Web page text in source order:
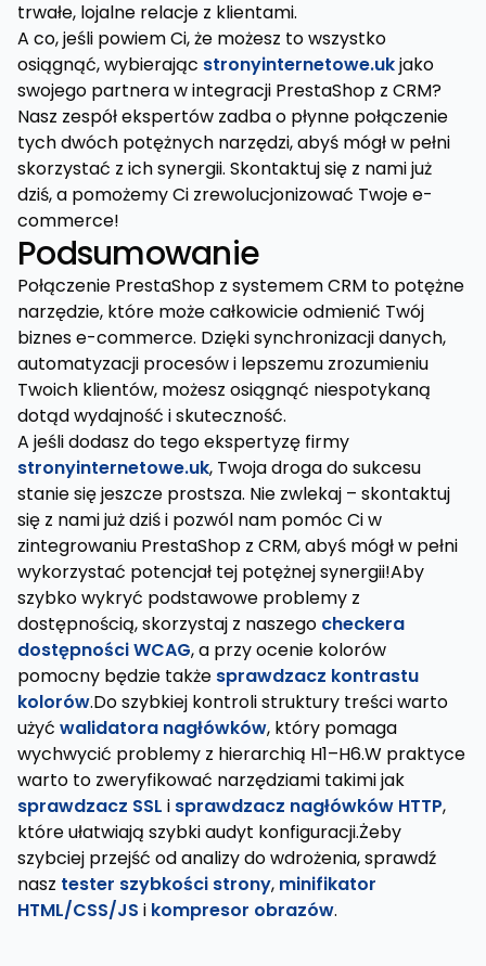
trwałe, lojalne relacje z klientami.
A co, jeśli powiem Ci, że możesz to wszystko
osiągnąć, wybierając stronyinternetowe.ukjako
swojego partnera w integracji PrestaShop z CRM?
Nasz zespół ekspertów zadba o płynne połączenie
tych dwóch potężnych narzędzi, abyś mógł w pełni
skorzystać z ich synergii. Skontaktuj się z nami już
dziś, a pomożemy Ci zrewolucjonizować Twoje e-
commerce!
Podsumowanie
Połączenie PrestaShop z systemem CRM to potężne
narzędzie, które może całkowicie odmienić Twój
biznes e-commerce. Dzięki synchronizacji danych,
automatyzacji procesów i lepszemu zrozumieniu
Twoich klientów, możesz osiągnąć niespotykaną
dotąd wydajność i skuteczność.
A jeśli dodasz do tego ekspertyzę firmy
stronyinternetowe.uk, Twoja droga do sukcesu
stanie się jeszcze prostsza. Nie zwlekaj – skontaktuj
się z nami już dziś i pozwól nam pomóc Ci w
zintegrowaniu PrestaShop z CRM, abyś mógł w pełni
wykorzystać potencjał tej potężnej synergii!Aby
szybko wykryć podstawowe problemy z
dostępnością, skorzystaj z naszego checkera
dostępności WCAG, a przy ocenie kolorów
pomocny będzie także sprawdzacz kontrastu
kolorów.Do szybkiej kontroli struktury treści warto
użyć walidatora nagłówków, który pomaga
wychwycić problemy z hierarchią H1–H6.W praktyce
warto to zweryfikować narzędziami takimi jak
sprawdzacz SSL i sprawdzacz nagłówków HTTP,
które ułatwiają szybki audyt konfiguracji.Żeby
szybciej przejść od analizy do wdrożenia, sprawdź
nasz tester szybkości strony, minifikator
HTML/CSS/JS i kompresor obrazów.